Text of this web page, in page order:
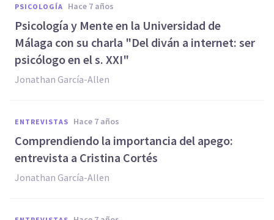
PSICOLOGÍA hace 7 años
Psicología y Mente en la Universidad de
Málaga con su charla "Del diván a internet: ser
psicólogo en el s. XXI"
Jonathan García-Allen
ENTREVISTAS hace 7 años
Comprendiendo la importancia del apego:
entrevista a Cristina Cortés
Jonathan García-Allen